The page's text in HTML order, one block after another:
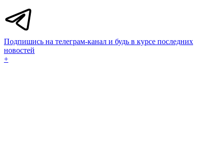
Подпишись на телеграм-канал и будь в курсе последних
новостей
+